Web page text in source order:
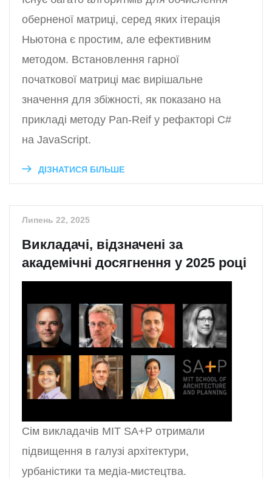
оберненої матриці, серед яких ітерація
Ньютона є простим, але ефективним
методом. Встановлення гарної
початкової матриці має вирішальне
значення для збіжності, як показано на
прикладі методу Pan-Reif у рефакторі C#
на JavaScript.
ДІЗНАТИСЯ БІЛЬШЕ
Липень 22, 2025
Викладачі, відзначені за
академічні досягнення у 2025 році
Сім викладачів MIT SA+P отримали
підвищення в галузі архітектури,
урбаністики та медіа-мистецтва.